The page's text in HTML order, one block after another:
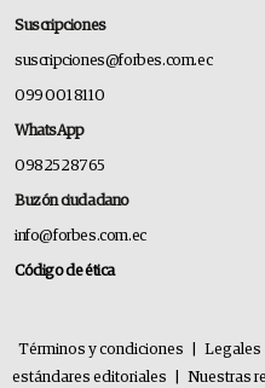
Suscripciones
suscripciones@forbes.com.ec
099 001 8110
WhatsApp
0982528765
Buzón ciudadano
info@forbes.com.ec
Código de ética
Términos y condiciones Legales
estándares editoriales
Nuestras